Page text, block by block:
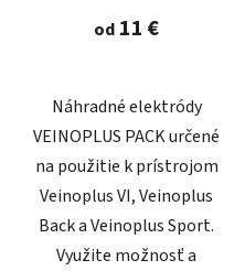
od 11 €
Náhradné elektródy
VEINOPLUS PACK určené
na použitie k prístrojom
Veinoplus VI, Veinoplus
Back a Veinoplus Sport.
Využite možnosť a